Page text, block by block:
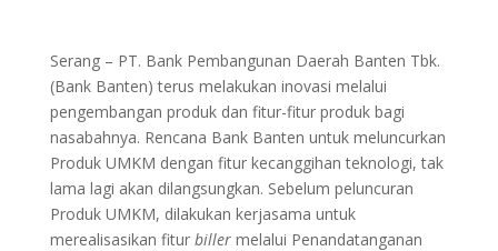
Serang – PT. Bank Pembangunan Daerah Banten Tbk.
(Bank Banten) terus melakukan inovasi melalui
pengembangan produk dan fitur-fitur produk bagi
nasabahnya. Rencana Bank Banten untuk meluncurkan
Produk UMKM dengan fitur kecanggihan teknologi, tak
lama lagi akan dilangsungkan. Sebelum peluncuran
Produk UMKM, dilakukan kerjasama untuk
merealisasikan fitur billermelalui Penandatanganan